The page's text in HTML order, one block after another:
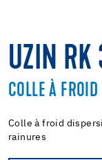
UZIN
COLLE À FROID
Colle à froid
rainures